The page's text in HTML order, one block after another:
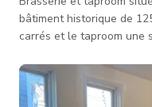
bâtiment historique de
carrés et le taproom une
brasserie avec vue sur
grandes poutres